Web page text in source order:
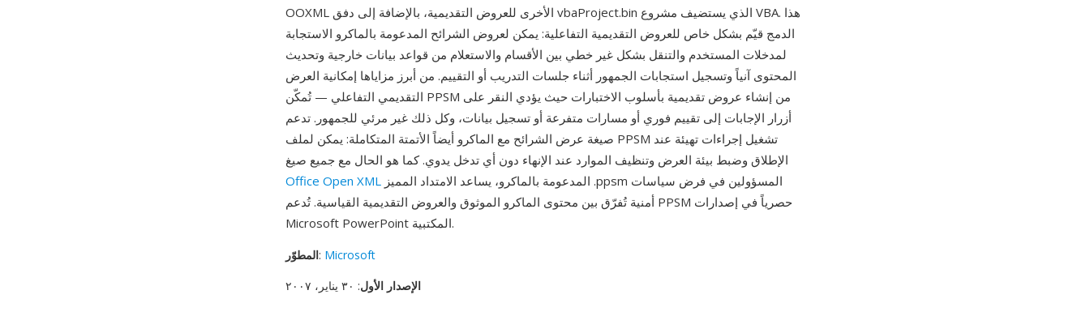
OOXML الأخرى للعروض التقديمية، بالإضافة إلى دفق vbaProject.bin الذي يستضيف مشروع VBA. هذا
الدمج قيّم بشكل خاص للعروض التقديمية التفاعلية: يمكن لعروض الشرائح المدعومة بالماكرو الاستجابة
لمدخلات المستخدم والتنقل بشكل غير خطي بين الأقسام والاستعلام من قواعد بيانات خارجية وتحديث
المحتوى آنياً وتسجيل استجابات الجمهور أثناء جلسات التدريب أو التقييم. من أبرز مزاياها إمكانية العرض
التقديمي التفاعلي — تُمكّن PPSM من إنشاء عروض تقديمية بأسلوب الاختبارات حيث يؤدي النقر على
أزرار الإجابات إلى تقييم فوري أو مسارات متفرعة أو تسجيل بيانات، وكل ذلك غير مرئي للجمهور. تدعم
صيغة عرض الشرائح مع الماكرو أيضاً الأتمتة المتكاملة: يمكن لملف PPSM تشغيل إجراءات تهيئة عند
الإطلاق وضبط بيئة العرض وتنظيف الموارد عند الإنهاء دون أي تدخل يدوي. كما هو الحال مع جميع صيغ
Office Open XML
أمنية تُفرّق بين محتوى الماكرو الموثوق والعروض التقديمية القياسية. تُدعم PPSM حصرياً في إصدارات
Microsoft PowerPoint المكتبية.
المطوّر: Microsoft
الإصدار الأول: ٣٠ يناير، ٢٠٠٧